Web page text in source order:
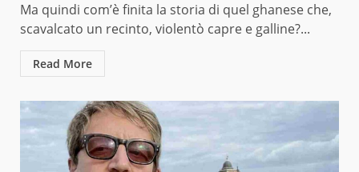
Ma quindi com’è finita la storia di quel ghanese che,
scavalcato un recinto, violentò capre e galline?...
Read More